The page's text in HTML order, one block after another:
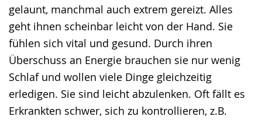
gelaunt, manchmal auch extrem gereizt. Alles
geht ihnen scheinbar leicht von der Hand. Sie
fühlen sich vital und gesund. Durch ihren
Überschuss an Energie brauchen sie nur wenig
Schlaf und wollen viele Dinge gleichzeitig
erledigen. Sie sind leicht abzulenken. Oft fällt es
Erkrankten schwer, sich zu kontrollieren, z.B.